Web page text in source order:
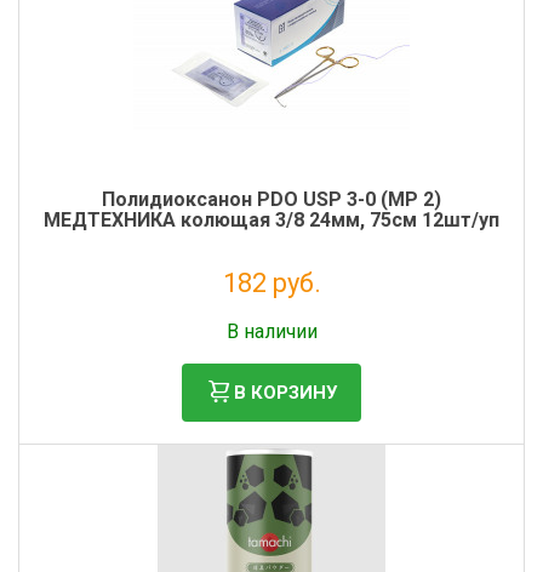
Полидиоксанон PDO USP 3-0 (MР 2)
МЕДТЕХНИКА колющая 3/8 24мм, 75см 12шт/уп
182 руб.
В наличии
В КОРЗИНУ